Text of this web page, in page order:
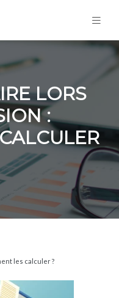
LORS
:
les calculer ?